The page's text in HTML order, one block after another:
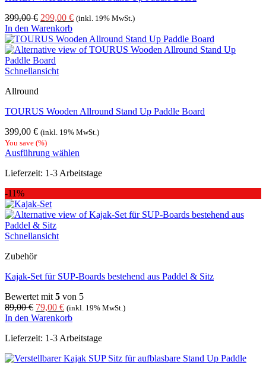
399,00€ Ursprünglicher
Preis
war:
399,00 €
299,00 €Aktueller
ist:
299,00 €.
(inkl. 19% MwSt.)
In den Warenkorb
Schnellansicht
Allround
TOURUS Wooden Allround Stand Up Paddle Board
399,00 € (inkl. 19% MwSt.)
You save (%)
Ausführung wählen
Produkt
mehrere
Varianten
auf.
Die
Optionen
auf
Produktseite
gewählt
werden
Lieferzeit: 1-3 Arbeitstage
-11%
Schnellansicht
Zubehör
Kajak-Set für SUP-Boards bestehend aus Paddel & Sitz
Bewertet mit 5 von 5
89,00€ Ursprünglicher
Preis
89,00 €
79,00 €Aktueller
Preis
79,00 €.
(inkl. 19% MwSt.)
In den Warenkorb
Lieferzeit: 1-3 Arbeitstage